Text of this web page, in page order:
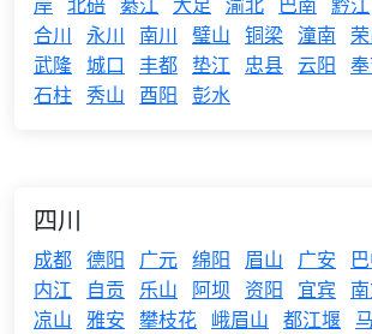
合川 永川 南川 璧山 铜梁 潼南
武隆 城口 丰都 垫江 忠县 云阳
石柱 秀山 酉阳 彭水
四川
成都 德阳 广元 绵阳 眉山 广安
内江
自贡 乐山 阿坝 资阳 宜宾
凉山 雅安 攀枝花 峨眉山 都江堰